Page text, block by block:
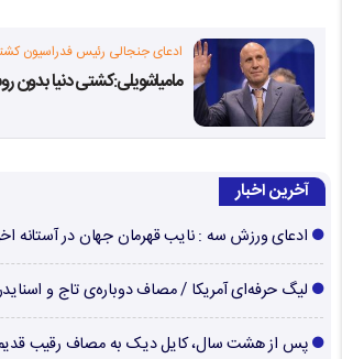
ادعای جنجالی رئیس فدراسیون
مامیاشویلی:کشتی دنیا
آخرین اخبار
ادعای ورزش سه : نایب قهرمان جهان در آستانه
لیگ حرفه‌ای آمریکا / مصاف دوباره‌ی تاج و
پس از هشت سال، کایل دیک به مصاف رقیب